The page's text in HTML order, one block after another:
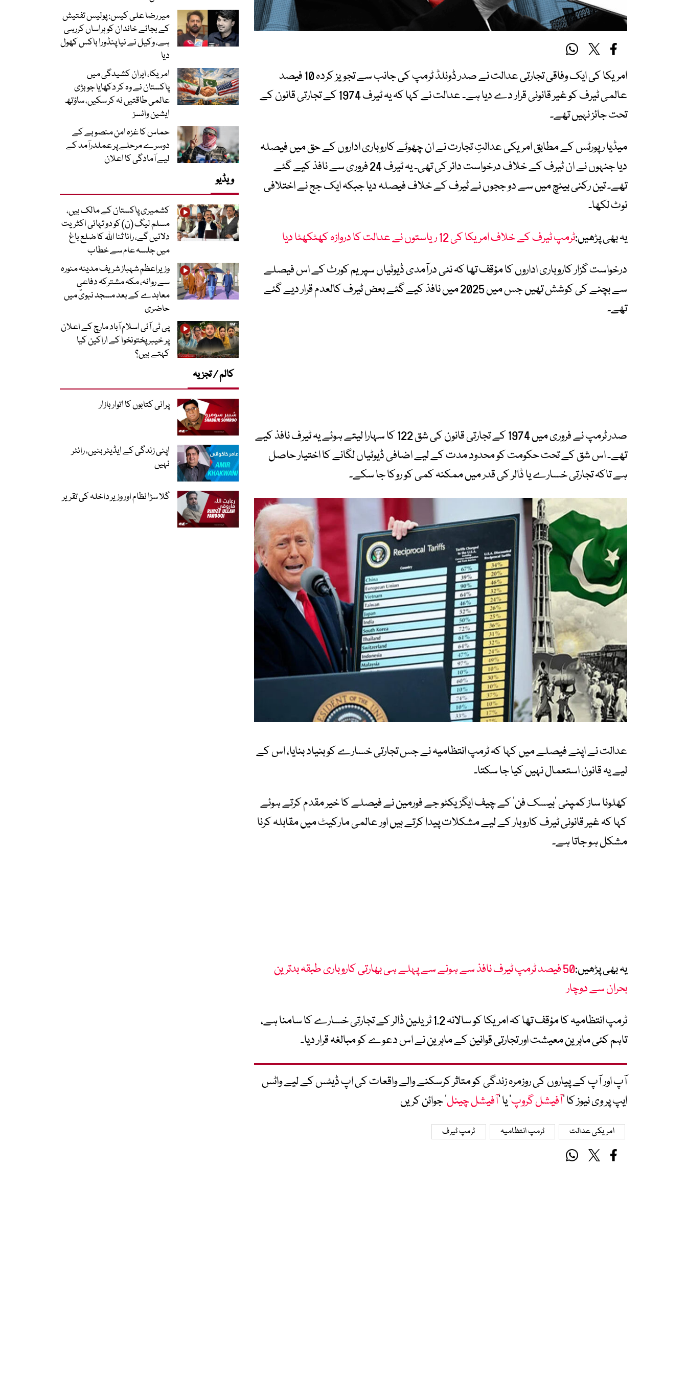
امریکا کی ایک وفاقی تجارتی عدالت نے صدر ڈونلڈ ٹرمپ کی جانب سے تجویز کردہ 10 فیصد
عالمی ٹیرف کو غیر قانونی قرار دے دیا ہے۔ عدالت نے کہا کہ یہ ٹیرف 1974 کے تجارتی قانون کے
تحت جائز نہیں تھے۔
میڈیا رپورٹس کے مطابق امریکی عدالتِ تجارت نے ان چھوٹے کاروباری اداروں کے حق میں فیصلہ
دیا جنہوں نے ان ٹیرف کے خلاف درخواست دائر کی تھی۔ یہ ٹیرف 24 فروری سے نافذ کیے گئے
تھے۔ تین رکنی بینچ میں سے دو ججوں نے ٹیرف کے خلاف فیصلہ دیا جبکہ ایک جج نے اختلافی
نوٹ لکھا۔
یہ بھی پڑھیں:ٹرمپ ٹیرف کے خلاف امریکا کی 12 ریاستوں نے عدالت کا دروازہ کھٹکھٹا دیا
درخواست گزار کاروباری اداروں کا مؤقف تھا کہ نئی درآمدی ڈیوٹیاں سپریم کورٹ کے اس فیصلے
سے بچنے کی کوشش تھیں جس میں 2025 میں نافذ کیے گئے بعض ٹیرف کالعدم قرار دیے گئے
تھے۔
صدر ٹرمپ نے فروری میں 1974 کے تجارتی قانون کی شق 122 کا سہارا لیتے ہوئے یہ ٹیرف نافذ کیے
تھے۔ اس شق کے تحت حکومت کو محدود مدت کے لیے اضافی ڈیوٹیاں لگانے کا اختیار حاصل
ہے تاکہ تجارتی خسارے یا ڈالر کی قدر میں ممکنہ کمی کو روکا جا سکے۔
عدالت نے اپنے فیصلے میں کہا کہ ٹرمپ انتظامیہ نے جس تجارتی خسارے کو بنیاد بنایا، اس کے
لیے یہ قانون استعمال نہیں کیا جا سکتا۔
کھلونا ساز کمپنی ’بیسک فن‘ کے چیف ایگزیکٹو جے فورمین نے فیصلے کا خیر مقدم کرتے ہوئے
کہا کہ غیر قانونی ٹیرف کاروبار کے لیے مشکلات پیدا کرتے ہیں اور عالمی مارکیٹ میں مقابلہ کرنا
مشکل ہو جاتا ہے۔
یہ بھی پڑھیں:
50 فیصد ٹرمپ ٹیرف نافذ سے ہونے سے پہلے ہی بھارتی کاروباری طبقہ بدترین
بحران سے دوچار
ٹرمپ انتظامیہ کا مؤقف تھا کہ امریکا کو سالانہ 1.2 ٹریلین ڈالر کے تجارتی خسارے کا سامنا ہے،
تاہم کئی ماہرین معیشت اور تجارتی قوانین کے ماہرین نے اس دعوے کو مبالغہ قرار دیا۔
آپ اور آپ کے پیاروں کی روزمرہ زندگی کو متاثر کرسکنے والے واقعات کی اپ ڈیٹس کے لیے واٹس
ایپ پر وی نیوز کا ’آفیشل گروپ‘ یا ’آفیشل چینل‘ جوائن کریں
امریکی عدالت ٹرمپ انتظامیہ ٹرمپ ٹیرف
میر رضا علی کیس: پولیس تفتیش
کے بجائے خاندان کو ہراساں کررہی
ہے، وکیل نے نیا پنڈورا باکس کھول
دیا
امریکا، ایران کشیدگی میں
پاکستان نے وہ کر دکھایا جو بڑی
عالمی طاقتیں نہ کر سکیں، ساؤتھ
ایشین وائسز
حماس کا غزہ امن منصوبے کے
دوسرے مرحلے پر عملدرآمد کے
لیے آمادگی کا اعلان
ویڈیو
کشمیری پاکستان کے مالک ہیں،
مسلم لیگ (ن) کو دو تہائی اکثریت
دلائیں گے، رانا ثنا اللہ کا ضلع باغ
میں جلسہ عام سے خطاب
وزیراعظم شہباز شریف مدینہ منورہ
سے روانہ، مکہ مشترکہ دفاعی
معاہدے کے بعد مسجد نبویؐ میں
حاضری
پی ٹی آئی اسلام آباد مارچ کے اعلان
پر خیبر پختونخوا کے اراکین کیا
کہتے ہیں؟
کالم / تجزیہ
پرانی کتابوں کا اتوار بازار
اپنی زندگی کے ایڈیٹر بنیں، رائٹر
نہیں
گلا سڑا نظام اور وزیر داخلہ کی تقریر